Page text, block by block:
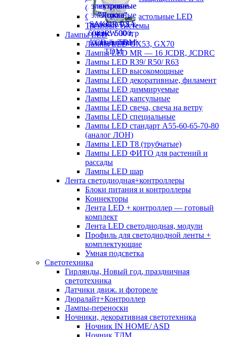
(аналог ЛСП)
Светильники настольные LED
Трековые системы
Лампы LED
Лампы LED GX53, GX70
Лампы LED MR — 16 JCDR, JCDRC
Лампы LED R39/ R50/ R63
Лампы LED высокомощные
Лампы LED декоративные, филамент
Лампы LED диммируемые
Лампы LED капсульные
Лампы LED свеча, свеча на ветру
Лампы LED специальные
Лампы LED стандарт А55-60-65-70-80
(аналог ЛОН)
Лампы LED Т8 (трубчатые)
Лампы LED ФИТО для растений и
рассады
Лампы LED шар
Лента светодиодная+контроллеры
Блоки питания и контроллеры
Коннекторы
Лента LED + контроллер — готовый
комплект
Лента LED светодиодная, модули
Профиль для светодиодной ленты +
комплектующие
Умная подсветка
Светотехника
Гирлянды, Новый год, праздничная
светотехника
Датчики движ. и фотореле
Дюралайт+Контроллер
Лампы-переноски
Ночники, декоративная светотехника
Ночник IN HOME/ ASD